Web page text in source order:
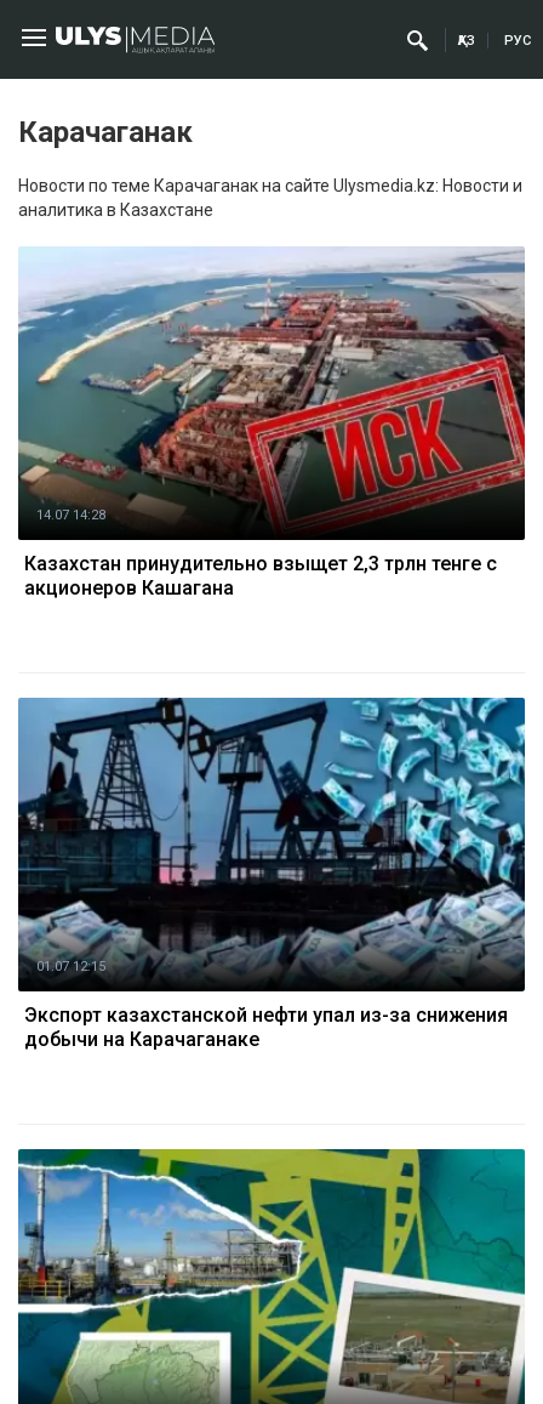
ҚАЗ РУС
Карачаганак
Новости по теме Карачаганак на сайте Ulysmedia.kz: Новости и
аналитика в Казахстане
14.07 14:28
Казахстан принудительно взыщет 2,3 трлн тенге с
акционеров Кашагана
01.07 12:15
Экспорт казахстанской нефти упал из-за снижения
добычи на Карачаганаке